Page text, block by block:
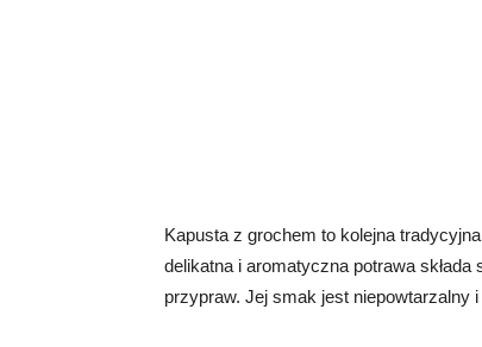
Kapusta z grochem to kolejna
delikatna i aromatyczna potrawa
przypraw. Jej smak jest niepowtarzalny